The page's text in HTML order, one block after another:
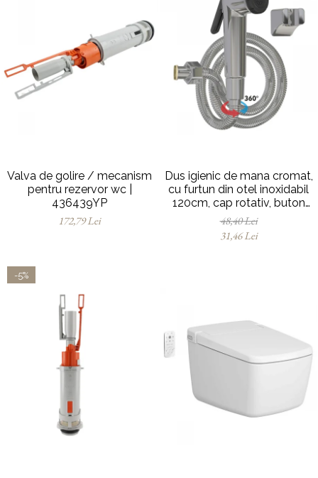
Valva de golire / mecanism
pentru rezervor wc |
436439YP
172,79 Lei
Dus igienic de mana cromat,
cu furtun din otel inoxidabil
120cm, cap rotativ, buton
actionare pe partea inferioara
| 3029
48,40 Lei
31,46 Lei
-5%